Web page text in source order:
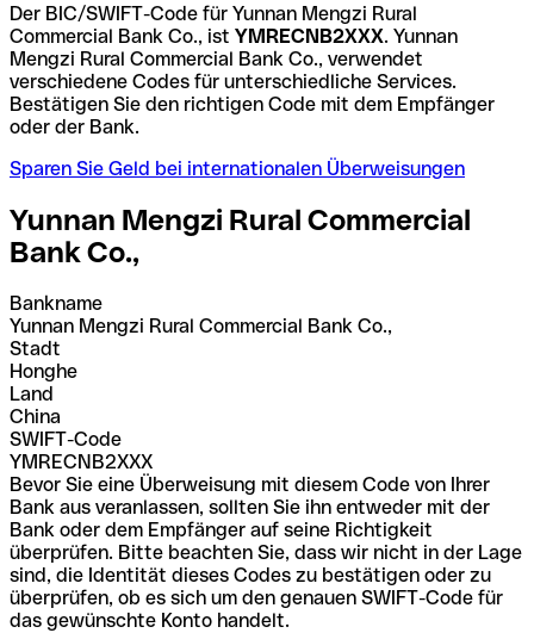
Der BIC/SWIFT-Code für Yunnan Mengzi Rural
Commercial Bank Co., ist YMRECNB2XXX. Yunnan
Mengzi Rural Commercial Bank Co., verwendet
verschiedene Codes für unterschiedliche Services.
Bestätigen Sie den richtigen Code mit dem Empfänger
oder der Bank.
Sparen Sie Geld bei internationalen Überweisungen
Yunnan Mengzi Rural Commercial
Bank Co.,
Bankname
Yunnan Mengzi Rural Commercial Bank Co.,
Stadt
Honghe
Land
China
SWIFT-Code
YMRECNB2XXX
Bevor Sie eine Überweisung mit diesem Code von Ihrer
Bank aus veranlassen, sollten Sie ihn entweder mit der
Bank oder dem Empfänger auf seine Richtigkeit
überprüfen. Bitte beachten Sie, dass wir nicht in der Lage
sind, die Identität dieses Codes zu bestätigen oder zu
überprüfen, ob es sich um den genauen SWIFT-Code für
das gewünschte Konto handelt.